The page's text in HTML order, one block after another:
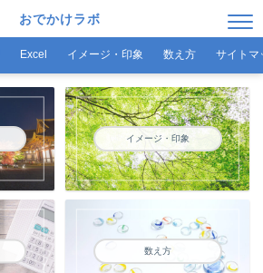
おでかけラボ
Excel イメージ・印象 数え方 サイトマ
イメージ・印象
数え方